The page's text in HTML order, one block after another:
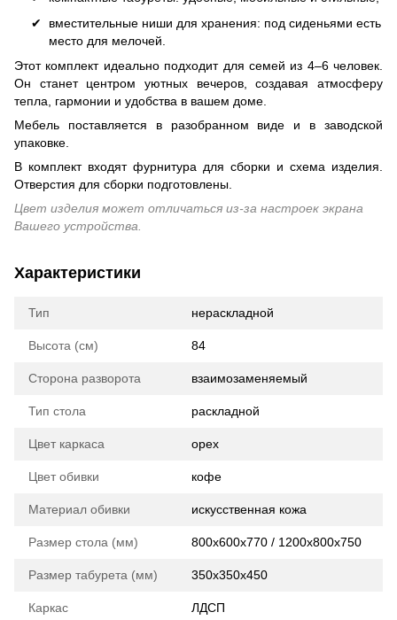
вместительные ниши для хранения: под сиденьями есть
место для мелочей.
Этот комплект идеально подходит для семей из 4–6 человек.
Он станет центром уютных вечеров, создавая атмосферу
тепла, гармонии и удобства в вашем доме.
Мебель поставляется в разобранном виде и в заводской
упаковке.
В комплект входят фурнитура для сборки и схема изделия.
Отверстия для сборки подготовлены.
Цвет изделия может отличаться из-за настроек экрана
Вашего устройства.
Характеристики
Тип нераскладной
Высота (см) 84
Сторона разворота взаимозаменяемый
Тип стола раскладной
Цвет каркаса орех
Цвет обивки кофе
Материал обивки искусственная кожа
Размер стола (мм) 800х600х770 / 1200х800х750
Размер табурета (мм) 350х350х450
Каркас ЛДСП